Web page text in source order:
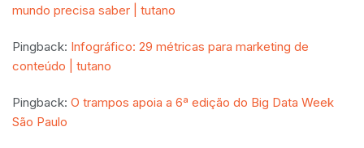
mundo precisa saber | tutano
Pingback: Infográfico: 29 métricas para marketing de
conteúdo | tutano
Pingback: O trampos apoia a 6ª edição do Big Data Week
São Paulo